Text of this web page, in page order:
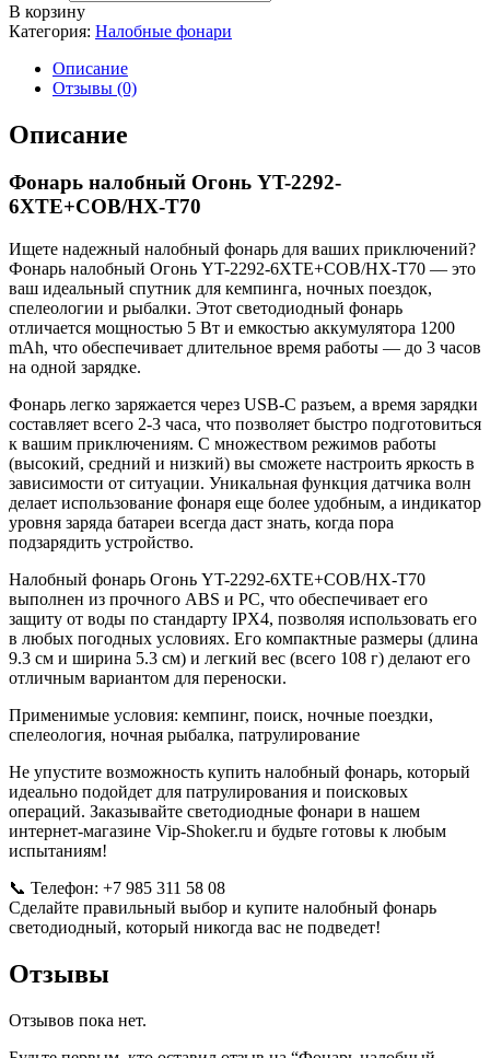
В корзину
Категория: Налобные фонари
Описание
Отзывы (0)
Описание
Фонарь налобный Огонь YT-2292-
6XTE+COB/HX-T70
Ищете надежный налобный фонарь для ваших приключений?
Фонарь налобный Огонь YT-2292-6XTE+COB/HX-T70 — это
ваш идеальный спутник для кемпинга, ночных поездок,
спелеологии и рыбалки. Этот светодиодный фонарь
отличается мощностью 5 Вт и емкостью аккумулятора 1200
mAh, что обеспечивает длительное время работы — до 3 часов
на одной зарядке.
Фонарь легко заряжается через USB-C разъем, а время зарядки
составляет всего 2-3 часа, что позволяет быстро подготовиться
к вашим приключениям. С множеством режимов работы
(высокий, средний и низкий) вы сможете настроить яркость в
зависимости от ситуации. Уникальная функция датчика волн
делает использование фонаря еще более удобным, а индикатор
уровня заряда батареи всегда даст знать, когда пора
подзарядить устройство.
Налобный фонарь Огонь YT-2292-6XTE+COB/HX-T70
выполнен из прочного ABS и PC, что обеспечивает его
защиту от воды по стандарту IPX4, позволяя использовать его
в любых погодных условиях. Его компактные размеры (длина
9.3 см и ширина 5.3 см) и легкий вес (всего 108 г) делают его
отличным вариантом для переноски.
Применимые условия: кемпинг, поиск, ночные поездки,
спелеология, ночная рыбалка, патрулирование
Не упустите возможность купить налобный фонарь, который
идеально подойдет для патрулирования и поисковых
операций. Заказывайте светодиодные фонари в нашем
интернет-магазине Vip-Shoker.ru и будьте готовы к любым
испытаниям!
📞 Телефон: +7 985 311 58 08
Сделайте правильный выбор и купите налобный фонарь
светодиодный, который никогда вас не подведет!
Отзывы
Отзывов пока нет.